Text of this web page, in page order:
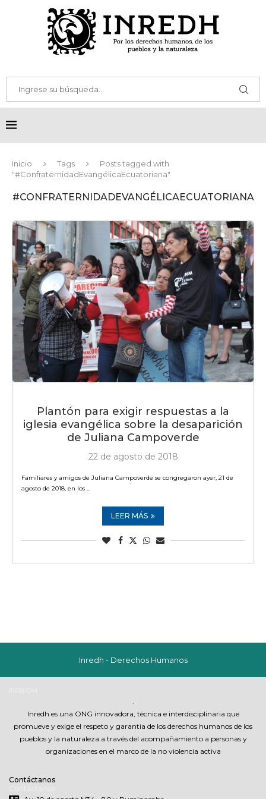
Inicio Tags
Posts tagged with
"#ConfraternidadEvangélicaEcuatoriana"
#CONFRATERNIDADEVANGÉLICAECUATORIANA
Plantón para exigir respuestas a la
iglesia evangélica sobre la desaparición
de Juliana Campoverde
22 de agosto de 2018
Familiares y amigos de Juliana Campoverde se congregaron ayer, 21 de
agosto de 2018, en los …
LEER MÁS
Inredh - Derechos Humanos
Inredh es una ONG innovadora, técnica e interdisciplinaria que
promueve y exige el respeto y garantia de los derechos humanos de los
pueblos y la naturaleza a través del acompañamiento a personas y
organizaciones en el marco de la no violencia activa
Contáctanos